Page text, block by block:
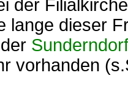
der
lange dieser
vorhanden